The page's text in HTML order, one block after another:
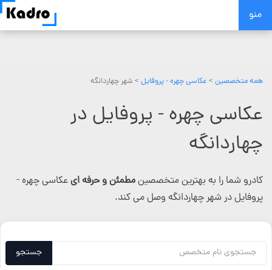
Skip
منو
همه متخصصین > عکاسی چهره - پروفایل > شهر چهاردانگه
عکاسی چهره - پروفایل در
چهاردانگه
کادرو شما را به بهترین متخصصینمطمئن و حرفه ایعکاسی چهره -
پروفایل در شهر چهاردانگه وصل می کند.
جستجو